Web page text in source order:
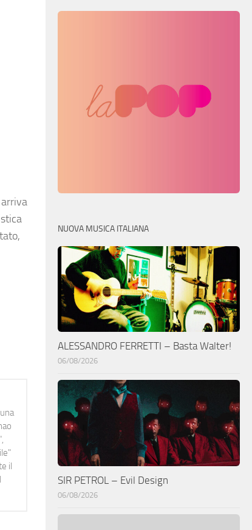
il
NUOVA MUSICA ITALIANA
ALESSANDRO FERRETTI – Basta Walter!
06/08/2026
SIR PETROL – Evil Design
06/08/2026